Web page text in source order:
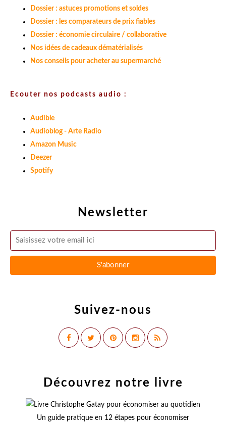
Newsletter
Suivez-nous
Dossier : astuces promotions et soldes
Dossier : les comparateurs de prix fiables
Dossier : économie circulaire / collaborative
Nos idées de cadeaux dématérialisés
Nos conseils pour acheter au supermarché
Ecouter nos podcasts audio :
Audible
Audioblog - Arte Radio
Amazon Music
Deezer
Spotify
Découvrez notre livre
Un guide pratique en 12 étapes pour économiser